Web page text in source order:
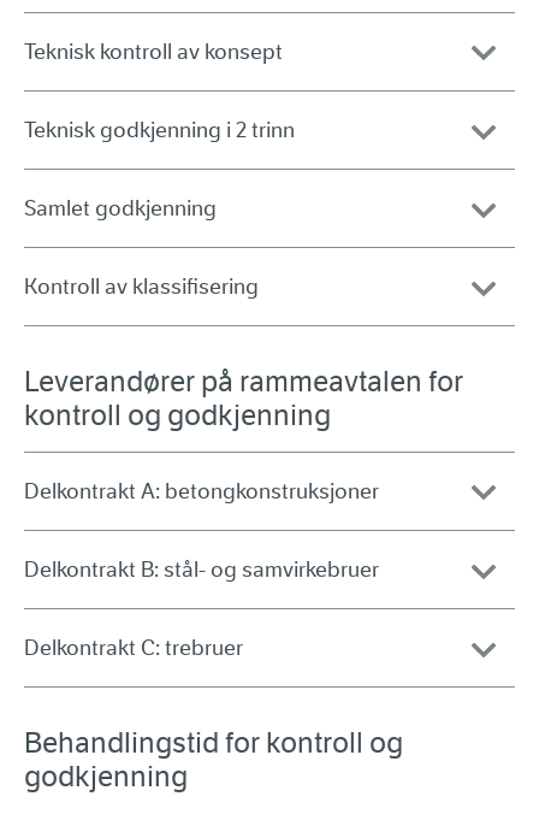
Teknisk kontroll av konsept
Teknisk godkjenning i 2 trinn
Samlet godkjenning
Kontroll av klassifisering
Leverandører på rammeavtalen for
kontroll og godkjenning
Delkontrakt A: betongkonstruksjoner
Delkontrakt B: stål- og samvirkebruer
Delkontrakt C: trebruer
Behandlingstid for kontroll og
godkjenning